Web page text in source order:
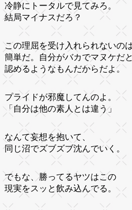
冷静にトータルで見てみろ。
結局マイナスだろ？
この理屈を受け入れられないの
簡単だ。自分がバカでマヌケだと
認めるようなもんだからだよ。
プライドが邪魔してんのよ。
「自分は他の素人とは違う」
なんて妄想を抱いて、
同じ沼でズブズブ沈んでいく。
でもな、勝ってるヤツはこの
現実をスッと飲み込んでる。